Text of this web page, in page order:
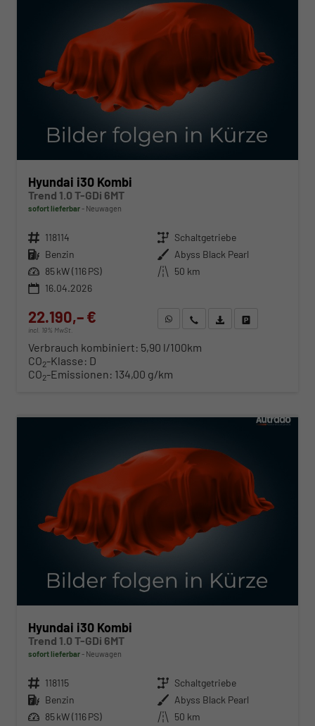
Hyundai i30 Kombi
Trend 1.0 T-GDi 6MT
sofort lieferbar Neuwagen
Fahrzeugnr. 118114 Getriebe Schaltgetriebe
Kraftstoff Benzin Außenfarbe Abyss Black Pearl
Leistung 85 kW (116 PS) Kilometerstand 50 km
16.04.2026
22.190,– €
incl. 19% MwSt.
WhatsApp anfragen
Wir rufen Sie anFahrzeugexposé (PDF)
Verbrauch kombiniert: 5,90 l/100km
CO2-Klasse: D
CO2-Emissionen: 134,00 g/km
Hyundai i30 Kombi
Trend 1.0 T-GDi 6MT
sofort lieferbar Neuwagen
Fahrzeugnr. 118115 Getriebe Schaltgetriebe
Kraftstoff Benzin Außenfarbe Abyss Black Pearl
Leistung 85 kW (116 PS) Kilometerstand 50 km